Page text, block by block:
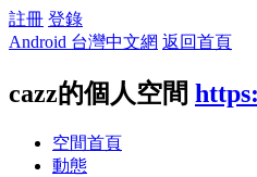
註冊 登錄
Android 台灣中文網 返回首頁
cazz的個人空間
空間首頁
動態